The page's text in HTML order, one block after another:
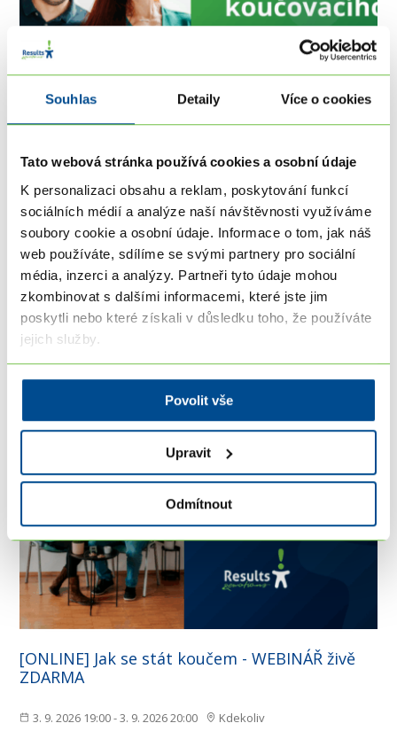
Souhlas Detaily Více o cookies
Tato webová stránka používá cookies a osobní údaje
K personalizaci obsahu a reklam, poskytování funkcí
sociálních médií a analýze naší návštěvnosti využíváme
soubory cookie a osobní údaje. Informace o tom, jak náš
web používáte, sdílíme se svými partnery pro sociální
média, inzerci a analýzy. Partneři tyto údaje mohou
zkombinovat s dalšími informacemi, které jste jim
poskytli nebo které získali v důsledku toho, že používáte
jejich služby.
Povolit vše
Upravit
Odmítnout
[ONLINE] Základy koučovacího přístupu -
interaktivní kurz
2. 9. 2026 19:00 - 23. 9. 2026 21:30 Kdekoliv
První velký krok do světa koučinku. Naučíte se
koučovací rozhovor.
[ONLINE] Jak se stát koučem - WEBINÁŘ živě
ZDARMA
3. 9. 2026 19:00 - 3. 9. 2026 20:00 Kdekoliv